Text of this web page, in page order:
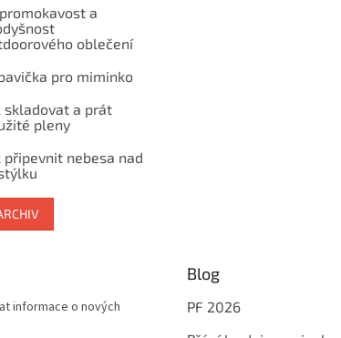
a
oblečení
pro miminko
skladovat a prát
pleny
připevnit nebesa nad
informace o nových
Blog
PF 2026